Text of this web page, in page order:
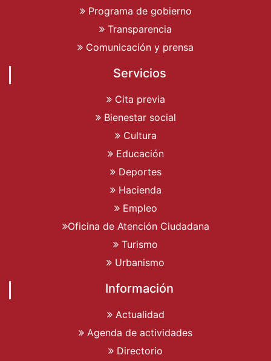
Programa de gobierno
Transparencia
Comunicación y prensa
Servicios
Cita previa
Bienestar social
Cultura
Educación
Deportes
Hacienda
Empleo
Oficina de Atención Ciudadana
Turismo
Urbanismo
Información
Actualidad
Agenda de actividades
Directorio